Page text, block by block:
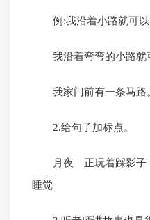
例:我沿着小路就可
我沿着弯弯的小路就
我家门前有一条马路
2.给句子加标点。
月夜 正玩着踩影
睡觉